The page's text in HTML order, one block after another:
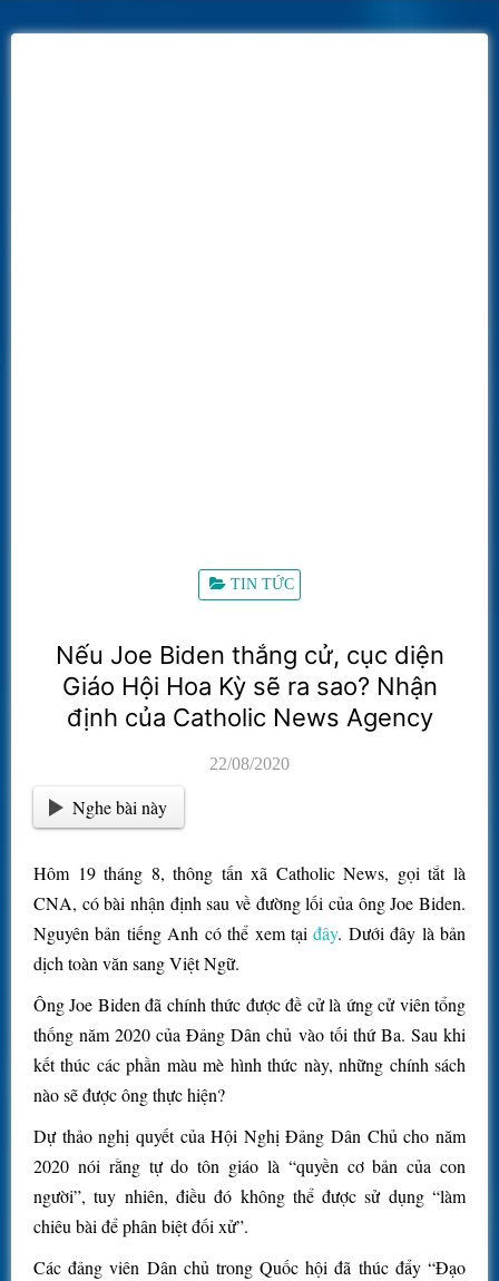
TIN TỨC
Nếu Joe Biden thắng cử, cục diện
Giáo Hội Hoa Kỳ sẽ ra sao? Nhận
định của Catholic News Agency
22/08/2020
Nghe bài này
Hôm 19 tháng 8, thông tấn xã Catholic News, gọi tắt là
CNA, có bài nhận định sau về đường lối của ông Joe Biden.
Nguyên bản tiếng Anh có thể xem tạiđây. Dưới đây là bản
dịch toàn văn sang Việt Ngữ.
Ông Joe Biden đã chính thức được đề cử là ứng cử viên tổng
thống năm 2020 của Đảng Dân chủ vào tối thứ Ba. Sau khi
kết thúc các phần màu mè hình thức này, những chính sách
nào sẽ được ông thực hiện?
Dự thảo nghị quyết của Hội Nghị Đảng Dân Chủ cho năm
2020 nói rằng tự do tôn giáo là “quyền cơ bản của con
người”, tuy nhiên, điều đó không thể được sử dụng “làm
chiêu bài để phân biệt đối xử”.
Các đảng viên Dân chủ trong Quốc hội đã thúc đẩy “Đạo